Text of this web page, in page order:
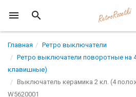
Главная
Ретро выключатели
Ретро выключатели поворотные на
клавишные)
Выключатель керамика 2 кл. (4
W5620001